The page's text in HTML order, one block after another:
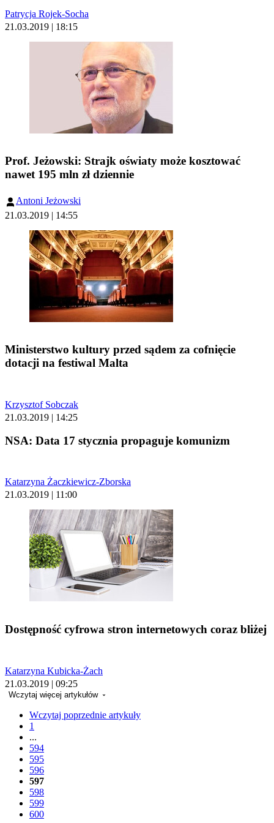
Patrycja Rojek-Socha
21.03.2019 | 18:15
Prof. Jeżowski: Strajk oświaty może kosztować
nawet 195 mln zł dziennie
Antoni Jeżowski
21.03.2019 | 14:55
Ministerstwo kultury przed sądem za cofnięcie
dotacji na festiwal Malta
Krzysztof Sobczak
21.03.2019 | 14:25
NSA: Data 17 stycznia propaguje komunizm
Katarzyna Żaczkiewicz-Zborska
21.03.2019 | 11:00
Dostępność cyfrowa stron internetowych coraz bliżej
Katarzyna Kubicka-Żach
21.03.2019 | 09:25
Wczytaj więcej artykułów
Wczytaj poprzednie artykuły
1
...
594
595
596
597
598
599
600